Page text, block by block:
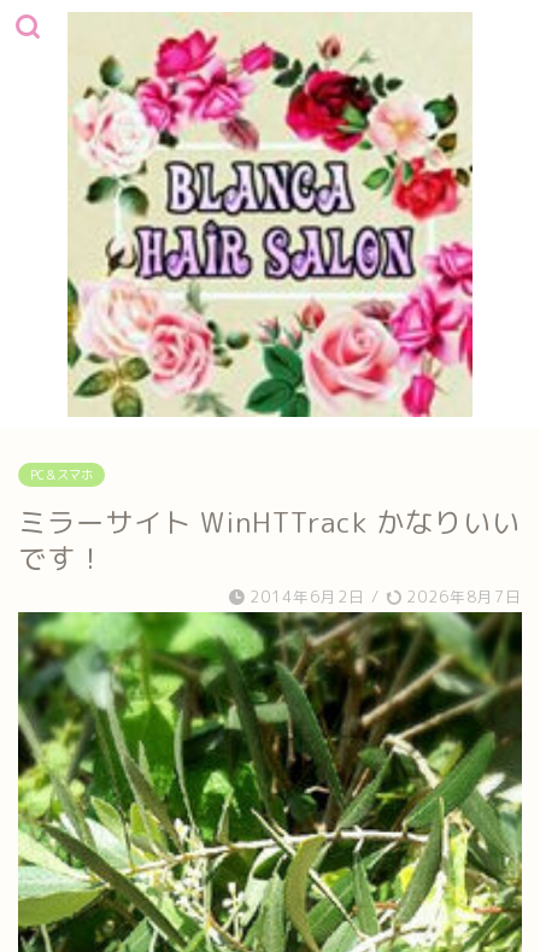
PC＆スマホ
ミラーサイト WinHTTrack かなりいい
です！
2014年6月2日 / 2026年8月7日